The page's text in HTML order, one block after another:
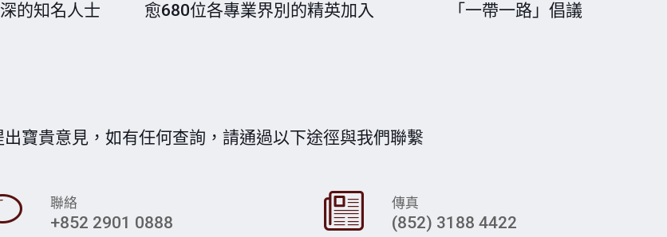
的知名人士 愈680位各專業界別的精英加入 「一帶一路」倡議
寶貴意見，如有任何查詢，請通過以下途徑與我們聯繫
聯絡
+852 2901 0888
傳真
(852) 3188 4422